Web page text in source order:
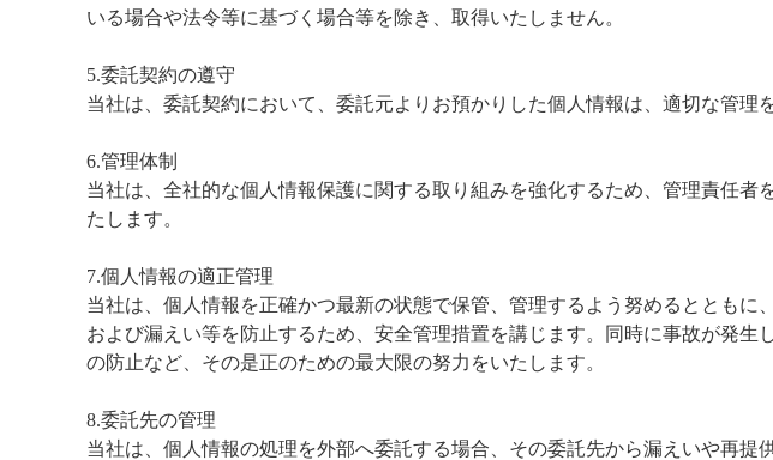
いる場合や法令等に基づく場合等を除き、取得いたしません。
5.委託契約の遵守
当社は、委託契約において、委託元よりお預かりした個人情報は、適切な管理
6.管理体制
当社は、全社的な個人情報保護に関する取り組みを強化するため、管理責任者
たします。
7.個人情報の適正管理
当社は、個人情報を正確かつ最新の状態で保管、管理するよう努めるとともに
および漏えい等を防止するため、安全管理措置を講じます。同時に事故が発生
の防止など、その是正のための最大限の努力をいたします。
8.委託先の管理
当社は、個人情報の処理を外部へ委託する場合、その委託先から漏えいや再提